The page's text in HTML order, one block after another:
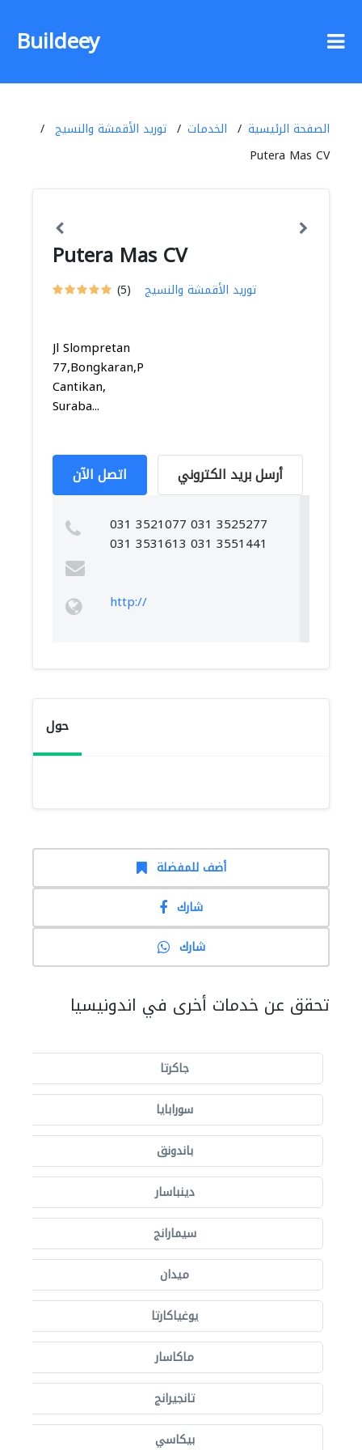
Buildeey
الصفحة الرئيسية الخدمات
توريد الأقمشة والنسيج
Putera Mas CV
Putera Mas CV
(5) توريد الأقمشة والنسيج
Jl Slompretan
77,Bongkaran,Pabean
Cantikan,
Suraba...
اتصل الآن أرسل بريد الكتروني
031 3521077 031 3525277
031 3531613 031 3551441
http://
حول
أضف للمفضلة
شارك
شارك
تحقق عن خدمات أخرى في اندونيسيا
جاكرتا
سورابايا
باندونق
دينباسار
سيمارانج
ميدان
يوغياكارتا
ماكاسار
تانجيرانج
بيكاسي